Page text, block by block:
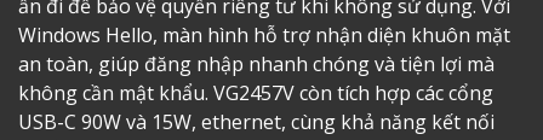
ẩn đi để bảo vệ quyền riêng tư khi không sử dụng. Với
Windows Hello, màn hình hỗ trợ nhận diện khuôn mặt
an toàn, giúp đăng nhập nhanh chóng và tiện lợi mà
không cần mật khẩu. VG2457V còn tích hợp các cổng
USB-C 90W và 15W, ethernet, cùng khả năng kết nối